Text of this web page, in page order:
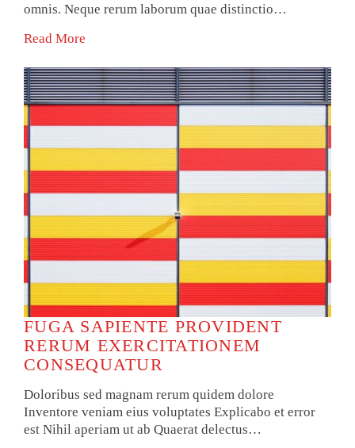
omnis. Neque rerum laborum quae distinctio…
Read More
FUGA SAPIENTE PROVIDENT
RERUM EXERCITATIONEM
CONSEQUATUR
Doloribus sed magnam rerum quidem dolore
Inventore veniam eius voluptates Explicabo et error
est Nihil aperiam ut ab Quaerat delectus…